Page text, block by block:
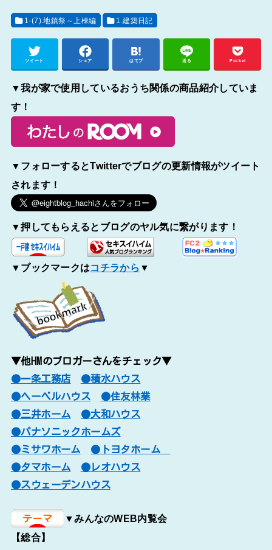
1-(7).地鎮祭～上棟編 1.建築日記
ツイート シェア はてブ 送る Pocket
▼我が家で使用しているおうち関係の商品紹介していま
す！
▼フォローするとTwitterでブログの更新情報がツイート
されます！
▼押してもらえるとブログのヤル気に繋がります！
▼ブックマークはコチラから ▼
▼他HMのブロガーさんをチェック▼
●一条工務店
●積水ハウス
●ヘーベルハウス
●住友林業
●三井ホーム
●大和ハウス
●パナソニックホームズ
●ミサワホーム
●トヨタホーム
●タマホーム
●レオハウス
●スウェーデンハウス
▼みんなのWEB内覧会
【総合】